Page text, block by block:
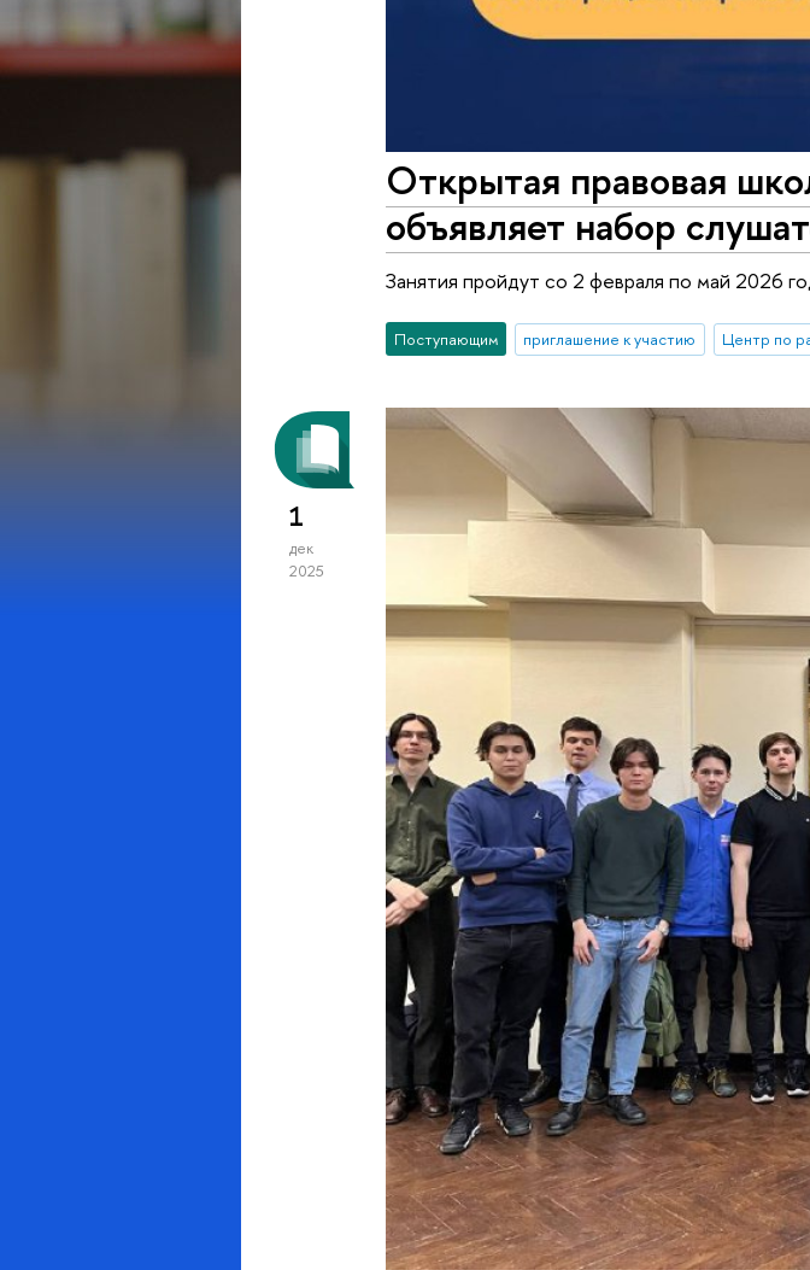
Открытая правовая
объявляет набор
Занятия пройдут со 2 февраля по май 2026
Поступающим приглашение к участию Центр по
1
дек
2025